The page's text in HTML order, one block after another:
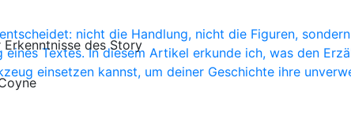
nicht die Handlung, nicht die Figuren,
Textes. In diesem Artikel erkunde ich, was den
einsetzen kannst, um deiner Geschichte ihre
des Story